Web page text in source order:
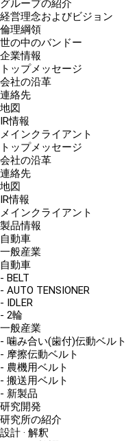
グループの紹介
経営理念およびビジョン
倫理綱領
世の中のバンドー
企業情報
トップメッセージ
会社の沿革
連絡先
地図
IR情報
メインクライアント
トップメッセージ
会社の沿革
連絡先
地図
IR情報
メインクライアント
製品情報
自動車
一般産業
自動車
- BELT
- AUTO TENSIONER
- IDLER
- 2輪
一般産業
- 噛み合い(歯付)伝動ベルト
- 摩擦伝動ベルト
- 農機用ベルト
- 搬送用ベルト
- 新製品
研究開発
研究所の紹介
設計 · 解釈